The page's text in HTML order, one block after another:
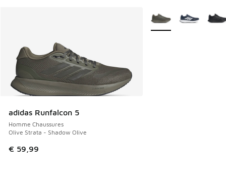
adidas Runfalcon 5
Homme Chaussures
Olive Strata - Shadow Olive
€ 59,99
Plus de couleurs